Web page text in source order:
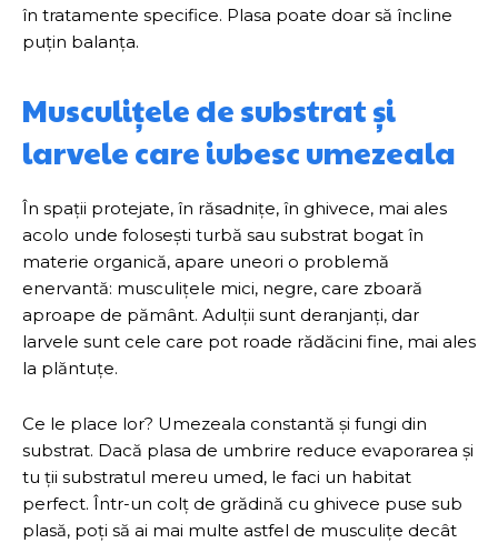
în tratamente specifice. Plasa poate doar să încline
puțin balanța.
Musculițele de substrat și
larvele care iubesc umezeala
În spații protejate, în răsadnițe, în ghivece, mai ales
acolo unde folosești turbă sau substrat bogat în
materie organică, apare uneori o problemă
enervantă: musculițele mici, negre, care zboară
aproape de pământ. Adulții sunt deranjanți, dar
larvele sunt cele care pot roade rădăcini fine, mai ales
la plăntuțe.
Ce le place lor? Umezeala constantă și fungi din
substrat. Dacă plasa de umbrire reduce evaporarea și
tu ții substratul mereu umed, le faci un habitat
perfect. Într-un colț de grădină cu ghivece puse sub
plasă, poți să ai mai multe astfel de musculițe decât